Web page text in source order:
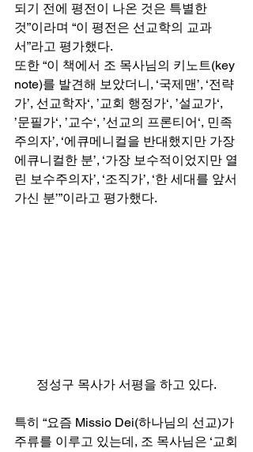
되기 전에 평전이 나온 것은 특별한
것”이라며 “이 평전은 선교학의 교과
서”라고 평가했다.
또한 “이 책에서 조 목사님의 키노트(key
note)를 발견해 보았더니, ‘국제맨’, ‘전략
가’, 선교학자‘, ’교회 행정가‘, ’설교가‘,
’문필가‘, ’교수‘, ’선교의 프론티어‘, 민족
주의자’, ‘에큐메니컬을 반대했지만 가장
에큐니컬한 분’, ‘가장 보수적이었지만 열
린 보수주의자’, ‘조직가’, ‘한 세대를 앞서
가신 분’”이라고 평가했다.
정성구 목사가 서평을 하고 있다.
특히 “요즘 Missio Dei(하나님의 선교)가
주류를 이루고 있는데, 조 목사님은 ‘교회